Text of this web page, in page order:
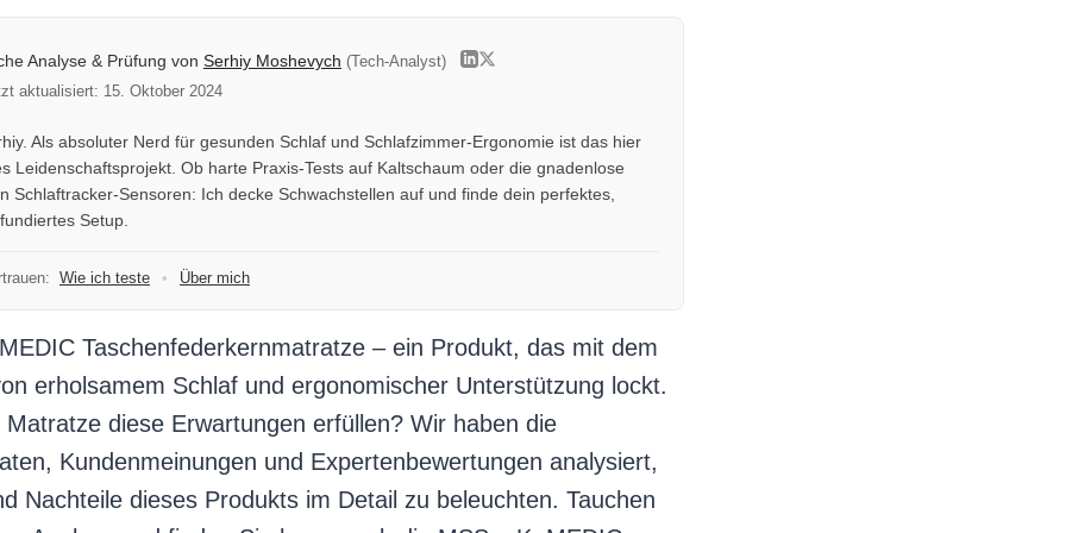
Analyse & Prüfung von Serhiy Moshevych (Tech-Analyst)
aktualisiert: 15. Oktober 2024
Als absoluter Nerd für gesunden Schlaf und Schlafzimmer-Ergonomie ist das hier
Leidenschaftsprojekt. Ob harte Praxis-Tests auf Kaltschaum oder die gnadenlose
Schlaftracker-Sensoren: Ich decke Schwachstellen auf und finde dein perfektes,
Setup.
Wie ich teste • Über mich
Taschenfederkernmatratze – ein Produkt, das mit dem
erholsamem Schlaf und ergonomischer Unterstützung lockt.
diese Erwartungen erfüllen? Wir haben die
Kundenmeinungen und Expertenbewertungen analysiert,
Nachteile dieses Produkts im Detail zu beleuchten. Tauchen